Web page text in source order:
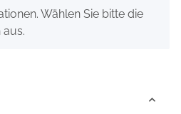
Wählen Sie bitte die